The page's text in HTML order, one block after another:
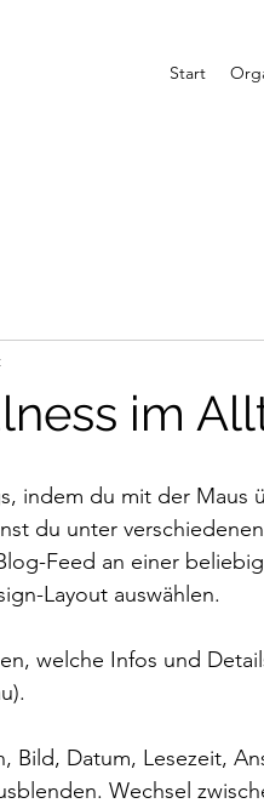
Start
im
indem du mit der Maus
du unter
Feed an einer
Layout auswählen.
welche Infos und
Bild, Datum, Lesezeit,
Wechsel